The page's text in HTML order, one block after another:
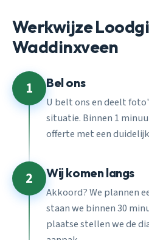
Werkwijze
Waddinxveen
1 Bel ons
U belt ons en deelt
situatie. Binnen 1
offerte met een
2 Wij komen langs
Akkoord? We plannen
staan we binnen 30
plaatse stellen we de